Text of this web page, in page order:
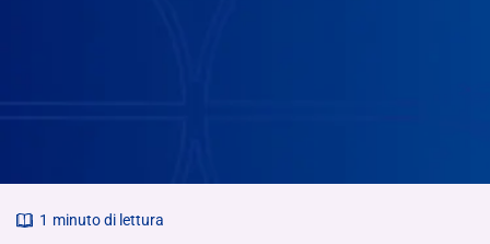
1 minuto di lettura